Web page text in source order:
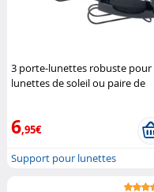
3 porte-lunettes robuste pour
lunettes de soleil ou paire de
6,95€
Support pour lunettes